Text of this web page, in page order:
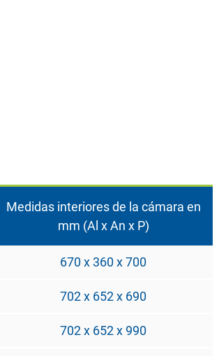
Medidas interiores de la cámara en
mm (Al x An x P)
670 x 360 x 700
702 x 652 x 690
702 x 652 x 990